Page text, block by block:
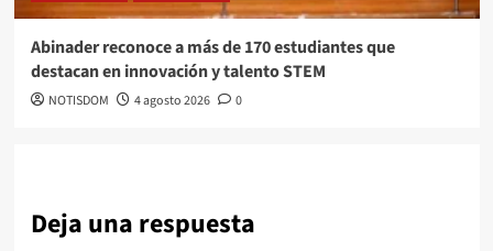
Abinader reconoce a más de 170 estudiantes que
destacan en innovación y talento STEM
NOTISDOM 4 agosto 2026 0
Deja una respuesta